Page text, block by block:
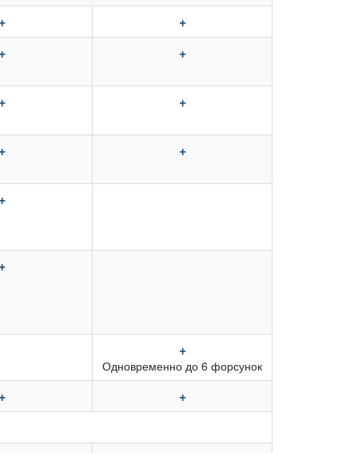
+
+
+
+
+
Одновременно до 6 форсунок
+